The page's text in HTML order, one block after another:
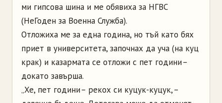
ми гипсова шина и ме обявиха за НГВС
(НеГоден за Военна Служба).
Отложиха ме за една година, но тъй като бях
приет в университета, започнах да уча (на куц
крак) и казармата се отложи с пет години –
докато завърша.
„Хе, пет години – рекох си куцук-куцук, –